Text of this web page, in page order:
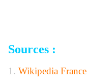
Sources :
1. Wikipedia France